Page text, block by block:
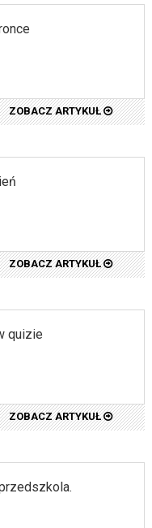
ZOBACZ ARTYKUŁ
ZOBACZ ARTYKUŁ
quizie
ZOBACZ ARTYKUŁ